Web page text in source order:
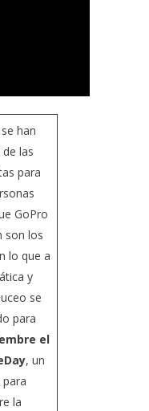
han
las
para
GoPro
son los
lo que a
y
se
para
el
, un
la